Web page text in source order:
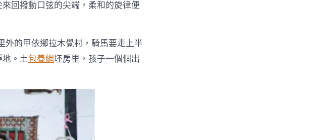
回撥動口弦的尖端，柔和的旋律便
的甲依鄉拉木覺村，騎馬要走上半
。土包養網坯房里，孩子一個個出